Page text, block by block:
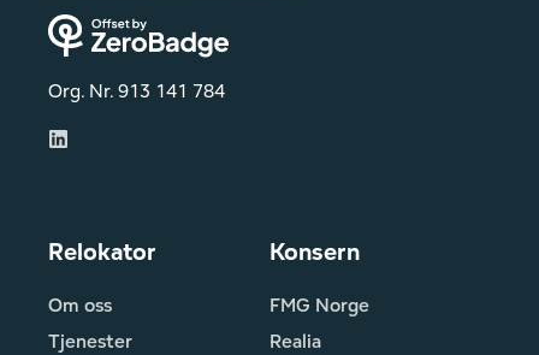
Org. Nr. 913 141 784
Relokator
Om oss
Tjenester
Konsern
FMG Norge
Realia